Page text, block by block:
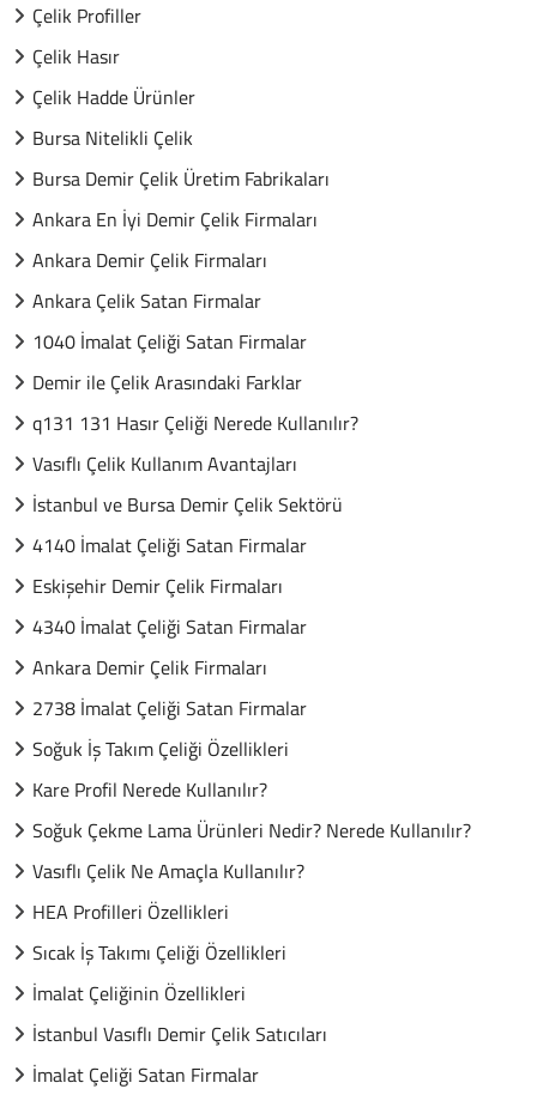
Çelik Profiller
Çelik Hasır
Çelik Hadde Ürünler
Bursa Nitelikli Çelik
Bursa Demir Çelik Üretim Fabrikaları
Ankara En İyi Demir Çelik Firmaları
Ankara Demir Çelik Firmaları
Ankara Çelik Satan Firmalar
1040 İmalat Çeliği Satan Firmalar
Demir ile Çelik Arasındaki Farklar
q131 131 Hasır Çeliği Nerede Kullanılır?
Vasıflı Çelik Kullanım Avantajları
İstanbul ve Bursa Demir Çelik Sektörü
4140 İmalat Çeliği Satan Firmalar
Eskişehir Demir Çelik Firmaları
4340 İmalat Çeliği Satan Firmalar
Ankara Demir Çelik Firmaları
2738 İmalat Çeliği Satan Firmalar
Soğuk İş Takım Çeliği Özellikleri
Kare Profil Nerede Kullanılır?
Soğuk Çekme Lama Ürünleri Nedir? Nerede Kullanılır?
Vasıflı Çelik Ne Amaçla Kullanılır?
HEA Profilleri Özellikleri
Sıcak İş Takımı Çeliği Özellikleri
İmalat Çeliğinin Özellikleri
İstanbul Vasıflı Demir Çelik Satıcıları
İmalat Çeliği Satan Firmalar